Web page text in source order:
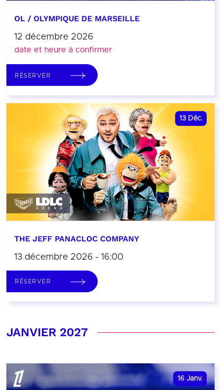
OL / OLYMPIQUE DE MARSEILLE
12 décembre 2026
date et heure à confirmer
RÉSERVER
13 Déc.
THE JEFF PANACLOC COMPANY
13 décembre 2026 - 16:00
RÉSERVER
JANVIER 2027
16 Janv.